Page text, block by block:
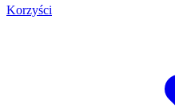
Korzyści